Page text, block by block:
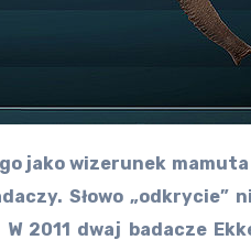
wizerunek mamuta
Słowo
2011 dwaj badacze